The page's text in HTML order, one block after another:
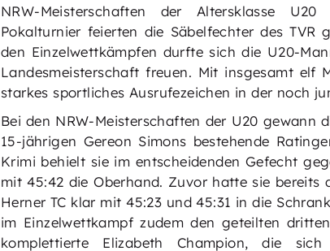
NRW-Meisterschaften der Altersklasse
Pokalturnier feierten die Säbelfechter des TVR
den Einzelwettkämpfen durfte sich die U20-
Landesmeisterschaft freuen. Mit insgesamt elf
starkes sportliches Ausrufezeichen in der noch
Bei den NRW-Meisterschaften der U20 gewann
15-jährigen Gereon Simons bestehende
Krimi behielt sie im entscheidenden Gefecht
mit 45:42 die Oberhand. Zuvor hatte sie bereits
Herner TC klar mit 45:23 und 45:31 in die
im Einzelwettkampf zudem den geteilten
komplettierte Elizabeth Champion, die